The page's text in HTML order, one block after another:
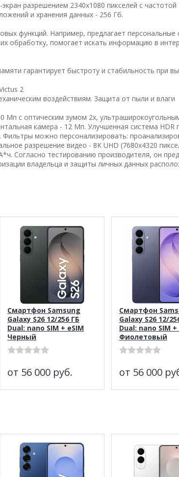
разрешением 2340x1080 пикселей с частотой
и хранения данных - 256 Гб.
функций. Например, предлагает персональные
обработку, помогает искать информацию в
гарантирует быстроту и стабильность при
2
воздействиям. Защита от пыли и влаги
Мп с оптическим зумом 2х,
камера - 12 Мп. Улучшенная система HDR
можно персонализировать:
разрешение видео - 8K UHD (7680x4320
Согласно тестированию производителя, он
владельца и защиты личных данных
Смартфон Samsung
Galaxy S26 12/256 ГБ
Dual: nano SIM + eSIM
Черный
от 56 000 руб.
Смартфон
Galaxy S26 12/
Dual: nano SIM +
Фиолетовый
от 56 000